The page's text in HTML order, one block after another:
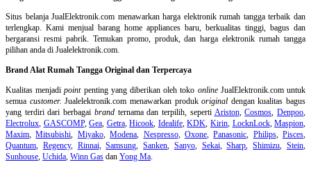
Situs belanjaJualElektronik.com menawarkan harga elektronik rumah tangga terbaik dan
terlengkap. Kami menjual barang home appliances baru, berkualitas tinggi, bagus dan
bergaransi resmi pabrik. Temukan promo, produk, dan harga elektronik rumah tangga
pilihan anda di Jualelektronik.com.
Brand Alat Rumah Tangga Original dan Terpercaya
Kualitas menjadipointpenting yang diberikan oleh toko onlineJualElektronik.com untuk
semua customer. Jualelektronik.com menawarkan produkoriginal dengan kualitas bagus
yang terdiri dari berbagai brandternama dan terpilih, seperti Ariston,Cosmos,Denpoo,
Electrolux, GASCOMP,Gea, Getra,Hicook, Idealife,KDK, Kirin, LocknLock,Maspion,
Maxim,Mitsubishi, Miyako,Modena, Nespresso, Oxone,Panasonic, Philips, Pisces,
Quantum, Regency, Rinnai,Samsung,Sanken, Sanyo, Sekai,Sharp,Shimizu,Stein,
Sunhouse, Uchida, Winn Gas dan Yong Ma.